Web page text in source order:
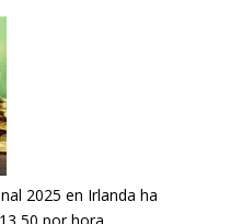
2025 en Irlanda ha